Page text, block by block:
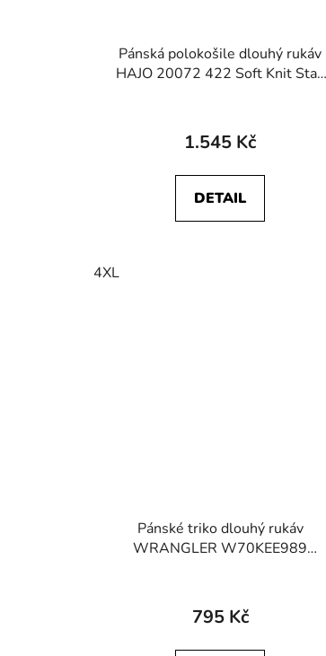
Pánská polokošile dlouhý rukáv
HAJO 20072 422 Soft Knit Stay
1.545 Kč
DETAIL
4XL
Pánské triko dlouhý rukáv
WRANGLER W70KEE989
795 Kč